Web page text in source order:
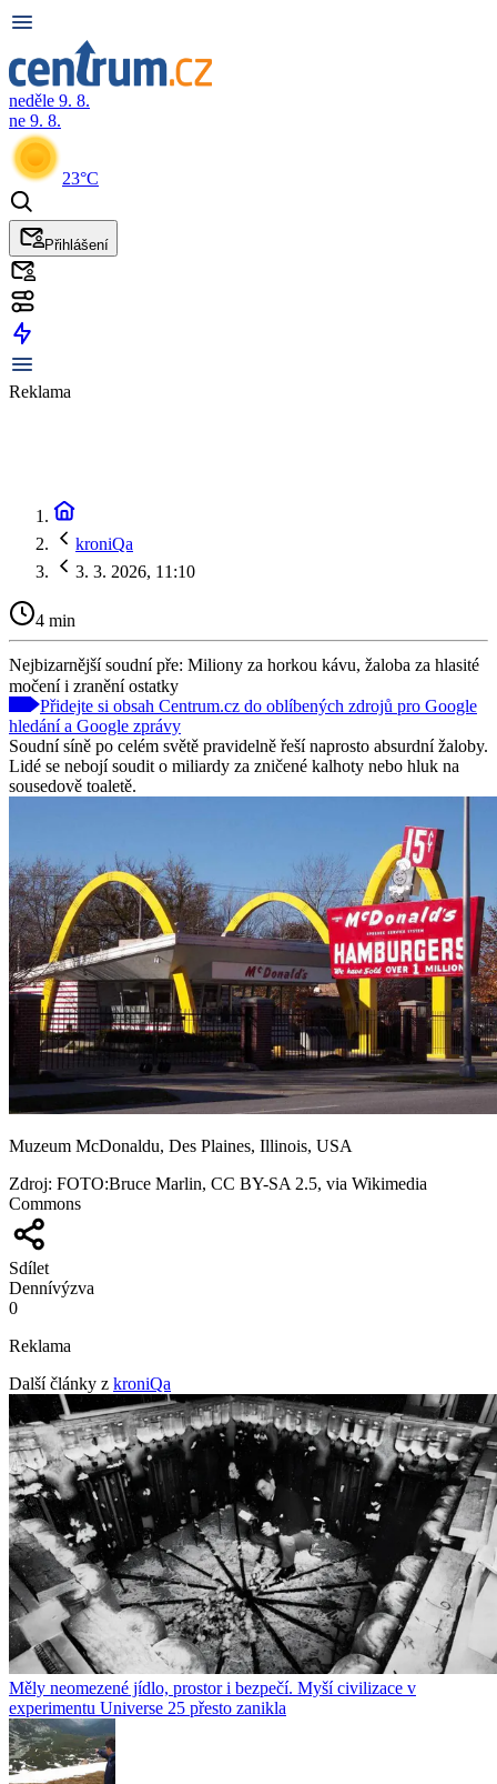
neděle 9. 8.
ne 9. 8.
23°C
Přihlášení
Reklama
kroniQa
3. 3. 2026, 11:10
4 min
Nejbizarnější soudní pře: Miliony za horkou kávu, žaloba za hlasité
močení i zranění ostatky
Přidejte si obsah Centrum.cz do oblíbených zdrojů pro Google
hledání a Google zprávy
Soudní síně po celém světě pravidelně řeší naprosto absurdní žaloby.
Lidé se nebojí soudit o miliardy za zničené kalhoty nebo hluk na
sousedově toaletě.
Muzeum McDonaldu, Des Plaines, Illinois, USA
Zdroj: FOTO:Bruce Marlin, CC BY-SA 2.5, via Wikimedia
Commons
Sdílet
Dennívýzva
0
Reklama
Další články z kroniQa
Měly neomezené jídlo, prostor i bezpečí. Myší civilizace v
experimentu Universe 25 přesto zanikla